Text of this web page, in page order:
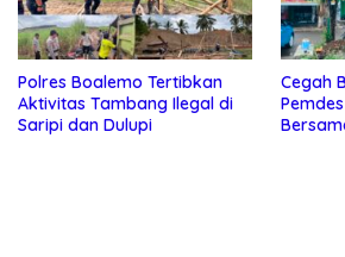
Polres Boalemo Tertibkan
Aktivitas Tambang Ilegal di
Saripi dan Dulupi
Cegah